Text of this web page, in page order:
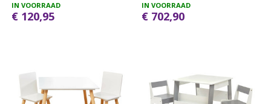
IN VOORRAAD
€ 120,95
IN VOORRAAD
€ 702,90